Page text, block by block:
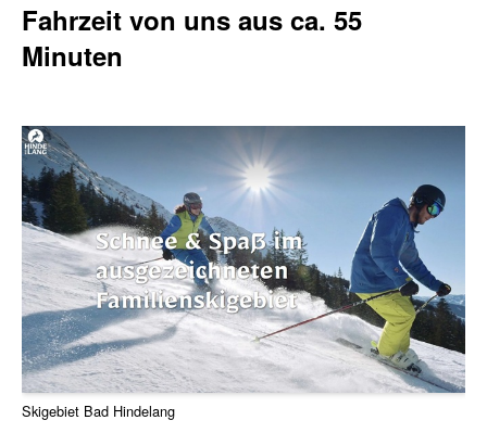
Fahrzeit von uns aus ca. 55
Minuten
Skigebiet Bad Hindelang